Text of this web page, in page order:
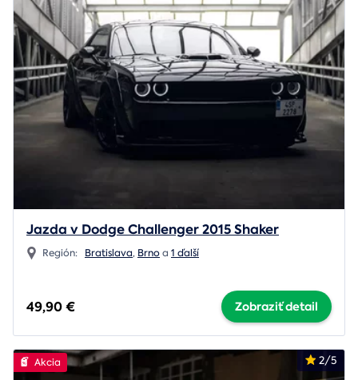
Jazda v Dodge Challenger 2015 Shaker
Región: Bratislava, Brnoa 1 ďalší
49,90 € Zobraziť detail
2/5
Akcia